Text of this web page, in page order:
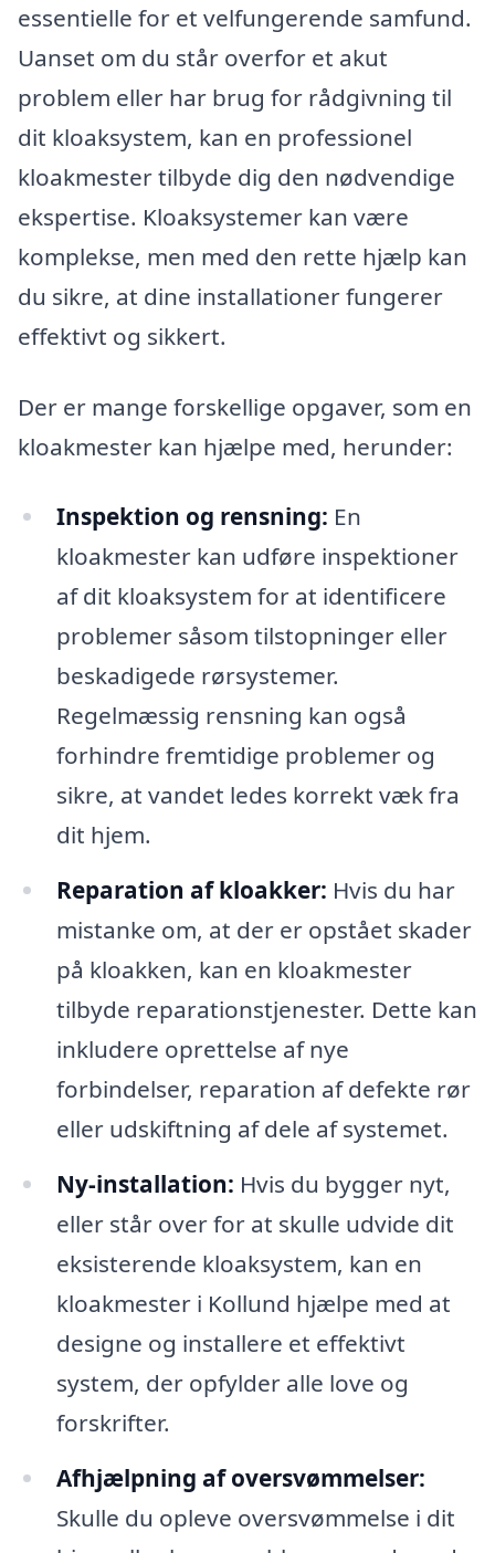
essentielle for et velfungerende samfund.
Uanset om du står overfor et akut
problem eller har brug for rådgivning til
dit kloaksystem, kan en professionel
kloakmester tilbyde dig den nødvendige
ekspertise. Kloaksystemer kan være
komplekse, men med den rette hjælp kan
du sikre, at dine installationer fungerer
effektivt og sikkert.
Der er mange forskellige opgaver, som en
kloakmester kan hjælpe med, herunder:
Inspektion og rensning: En
kloakmester kan udføre inspektioner
af dit kloaksystem for at identificere
problemer såsom tilstopninger eller
beskadigede rørsystemer.
Regelmæssig rensning kan også
forhindre fremtidige problemer og
sikre, at vandet ledes korrekt væk fra
dit hjem.
Reparation af kloakker: Hvis du har
mistanke om, at der er opstået skader
på kloakken, kan en kloakmester
tilbyde reparationstjenester. Dette kan
inkludere oprettelse af nye
forbindelser, reparation af defekte rør
eller udskiftning af dele af systemet.
Ny-installation: Hvis du bygger nyt,
eller står over for at skulle udvide dit
eksisterende kloaksystem, kan en
kloakmester i Kollund hjælpe med at
designe og installere et effektivt
system, der opfylder alle love og
forskrifter.
Afhjælpning af oversvømmelser:
Skulle du opleve oversvømmelse i dit